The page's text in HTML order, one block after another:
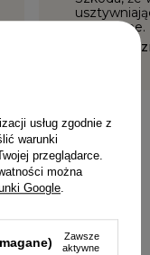
wyciągane.
ALICJA,
usług zgodnie z
warunki
przeglądarce.
można
Google.
Zawsze
aktywne